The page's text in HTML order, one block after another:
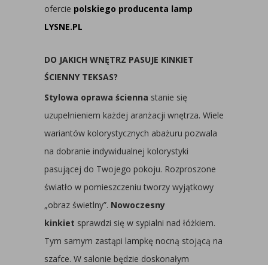
ofercie polskiego producenta lamp
LYSNE.PL
DO JAKICH WNĘTRZ PASUJE KINKIET
ŚCIENNY TEKSAS?
Stylowa oprawa ścienna stanie się
uzupełnieniem każdej aranżacji wnętrza. Wiele
wariantów kolorystycznych abażuru pozwala
na dobranie indywidualnej kolorystyki
pasującej do Twojego pokoju. Rozproszone
światło w pomieszczeniu tworzy wyjątkowy
„obraz świetlny”. Nowoczesny
kinkiet sprawdzi się w sypialni nad łóżkiem.
Tym samym zastąpi lampkę nocną stojącą na
szafce. W salonie będzie doskonałym